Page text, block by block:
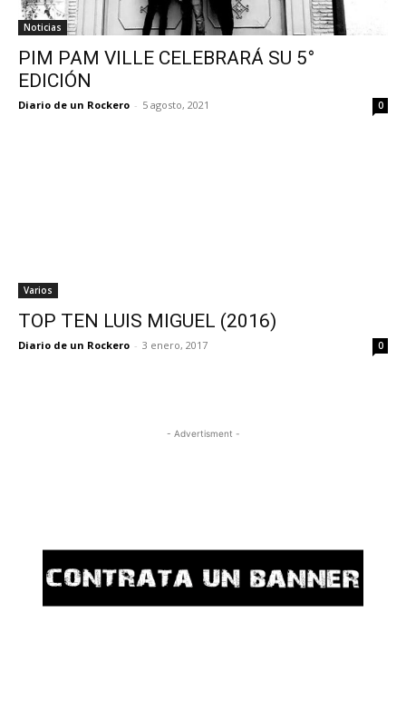
Noticias
PIM PAM VILLE CELEBRARÁ SU 5°
EDICIÓN
Diario de un Rockero - 5 agosto, 2021 0
Varios
TOP TEN LUIS MIGUEL (2016)
Diario de un Rockero - 3 enero, 2017 0
- Advertisment -